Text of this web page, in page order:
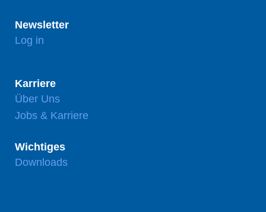
Newsletter
Log in
Karriere
Über Uns
Jobs & Karriere
Wichtiges
Downloads